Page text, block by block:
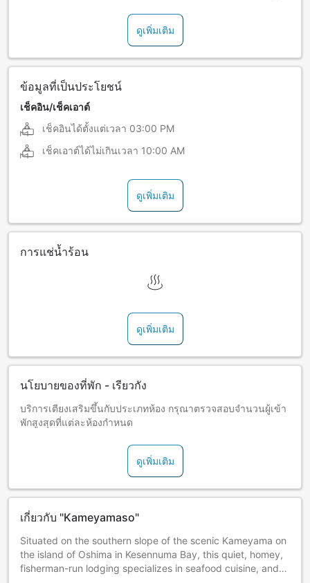
ดูเพิ่มเติม
ข้อมูลที่เป็นประโยชน์
เช็คอิน/เช็คเอาต์
เช็คอินได้ตั้งแต่เวลา 03:00 PM
เช็คเอาต์ได้ไม่เกินเวลา 10:00 AM
ดูเพิ่มเติม
การแช่น้ำร้อน
ดูเพิ่มเติม
นโยบายของที่พัก - เรียวกัง
บริการเตียงเสริมขึ้นกับประเภทห้อง กรุณาตรวจสอบจำนวนผู้เข้า
พักสูงสุดที่แต่ละห้องกำหนด
ดูเพิ่มเติม
เกี่ยวกับ "Kameyamaso"
Situated on the southern slope of the scenic Kameyama on
the island of Oshima in Kesennuma Bay, this quiet, homey,
fisherman-run lodging specializes in seafood cuisine, and